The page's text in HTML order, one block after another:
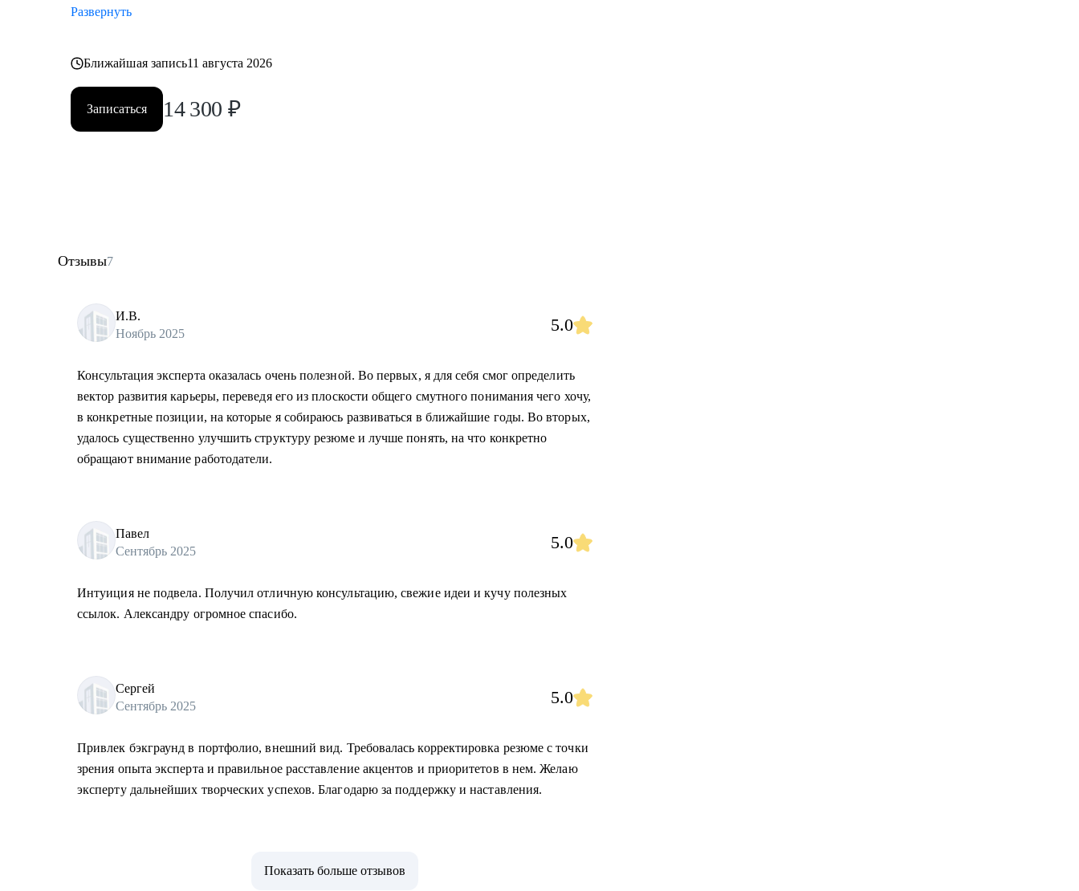
Развернуть
Ближайшая запись11 августа 2026
Записаться 14 300 ₽
Отзывы7
И.В.
Ноябрь 2025
5.0
Консультация эксперта оказалась очень полезной. Во первых, я для себя смог определить
вектор развития карьеры, переведя его из плоскости общего смутного понимания чего хочу,
в конкретные позиции, на которые я собираюсь развиваться в ближайшие годы. Во вторых,
удалось существенно улучшить структуру резюме и лучше понять, на что конкретно
обращают внимание работодатели.
Павел
Сентябрь 2025
5.0
Интуиция не подвела. Получил отличную консультацию, свежие идеи и кучу полезных
ссылок. Александру огромное спасибо.
Сергей
Сентябрь 2025
5.0
Привлек бэкграунд в портфолио, внешний вид. Требовалась корректировка резюме с точки
зрения опыта эксперта и правильное расставление акцентов и приоритетов в нем. Желаю
эксперту дальнейших творческих успехов. Благодарю за поддержку и наставления.
Показать больше отзывов